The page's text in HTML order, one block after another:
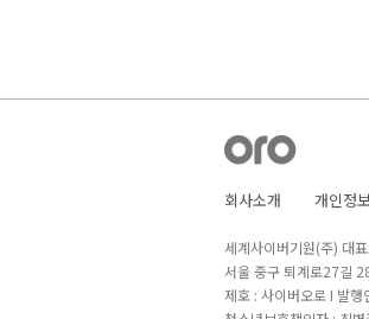
회사소개 개인정
세계사이버기원(주) 대
서울 중구 퇴계로27길
제호 : 사이버오로 I 발